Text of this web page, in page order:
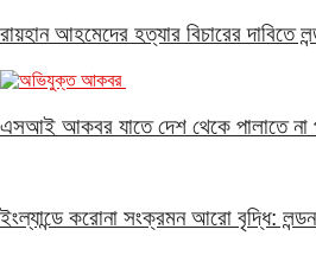
রায়হান আহমেদের হত্যার বিচারের দাবিতে
এসআই আকবর যাতে দেশ থেকে পালাতে না
ইংল্যান্ডে করোনা সংক্রমন আরো বৃদ্ধি: